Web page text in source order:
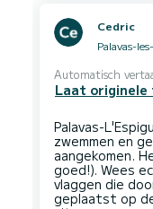
Cedric
Palavas-
Automatisch
Laat originele
Palavas-
zwemmen en
aangekomen.
goed!). Wees
vlaggen die
geplaatst op